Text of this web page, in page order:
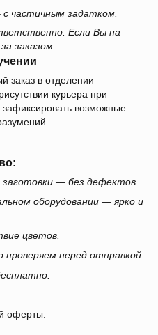
с частичным задатком.
Если Вы на
заказом.
заказ в отделении
курьера при
зафиксировать возможные
заготовки — без дефектов.
оборудовании — ярко и
цветов.
перед отправкой.
оферты: